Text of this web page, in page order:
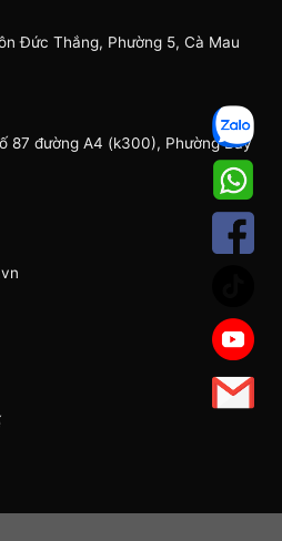
Đức Thắng, Phường 5, Cà Mau
87 đường A4 (k300), Phường Bảy